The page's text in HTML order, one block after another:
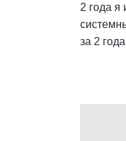
2 года я
за 2